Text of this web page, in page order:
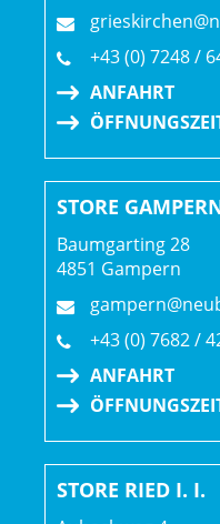
Max. Bremsscheibendu
Vorderradbremse:
Shimano MT200 //
Shimano MT200
Shimano RT10, Center
// Shimano RT10, Center
160 mm
Max. Bremsscheibendu
Reifen: Bontrager Sainte-
Zweikomponenten-
Gabel: RockShox Judy
Lockout, konischer
Boost110, 15 mm Maxle
+43 (0) 7248 /
ANFAHRT
STORE
Baumgarting 28
4851 Gampern
+43 (0) 7682 /
ANFAHRT
STORE RIED I. I.